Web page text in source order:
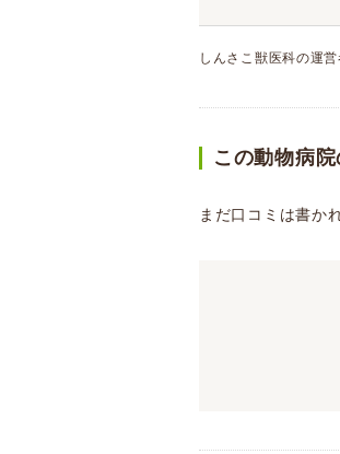
しんさこ獣医科の運営
この動物病院
まだ口コミは書か